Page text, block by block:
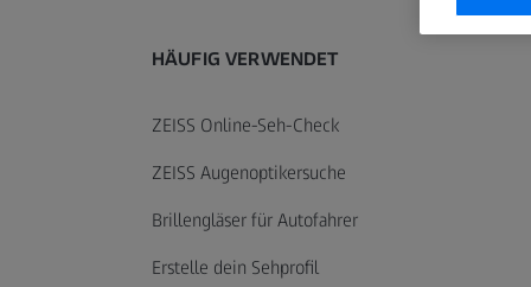
HÄUFIG VERWENDET
ZEISS Online-Seh-Check
ZEISS Augenoptikersuche
Brillengläser für Autofahrer
Erstelle dein Sehprofil